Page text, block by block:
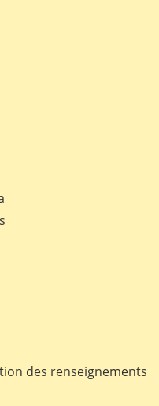
des renseignements